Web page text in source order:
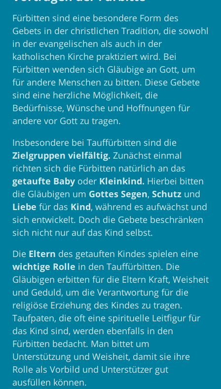
Fürbitten sind eine besondere Form des
Gebets in der christlichen Tradition, die sowohl
in der evangelischen als auch in der
katholischen Kirche praktiziert wird. Bei
Fürbitten wenden sich Gläubige an Gott, um
für andere Menschen zu bitten. Diese Gebete
sind eine herzliche Möglichkeit, die
Bedürfnisse, Wünsche und Hoffnungen für
andere vor Gott zu tragen.
Insbesondere bei Tauffürbitten sind die
Zielgruppen vielfältig. Zunächst einmal
richten sich die Fürbitten natürlich an das
getaufte Baby oder Kleinkind. Hierbei bitten
die Gläubigen um Gottes Segen, Schutz und
Liebe für das Kind, während es aufwächst und
sich entwickelt. Doch die Gebete beschränken
sich nicht nur auf das Kind selbst.
Die Eltern des getauften Kindes spielen eine
wichtige Rolle in den Tauffürbitten. Die
Gläubigen erbitten für die Eltern Kraft, Weisheit
und Geduld, um die Verantwortung für die
religiöse Erziehung des Kindes zu tragen.
Taufpaten, die oft eine spirituelle Leitfigur für
das Kind sind, werden ebenfalls in den
Fürbitten bedacht. Man bittet um
Unterstützung und Weisheit, damit sie ihre
Rolle als Vorbild und Unterstützer gut
ausfüllen können.